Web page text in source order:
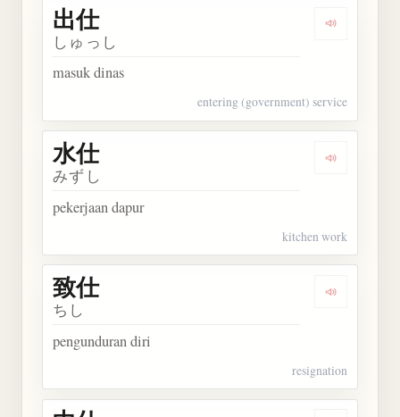
Dengarkan
出仕
しゅっし
masuk dinas
entering (government) service
Dengarkan
水仕
みずし
pekerjaan dapur
kitchen work
Dengarkan
致仕
ちし
pengunduran diri
resignation